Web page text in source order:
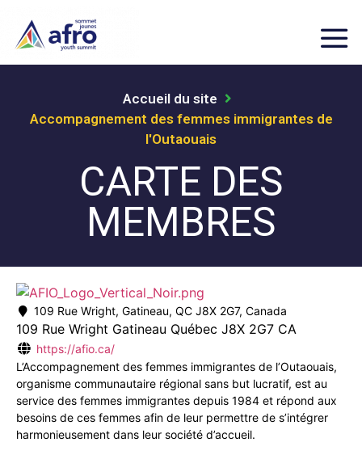
Accueil du site
Accompagnement des femmes immigrantes de
l'Outaouais
CARTE DES
MEMBRES
109 Rue Wright, Gatineau, QC J8X 2G7, Canada
109 Rue Wright Gatineau Québec J8X 2G7 CA
https://afio.ca/
L’Accompagnement des femmes immigrantes de l’Outaouais,
organisme communautaire régional sans but lucratif, est au
service des femmes immigrantes depuis 1984 et répond aux
besoins de ces femmes afin de leur permettre de s’intégrer
harmonieusement dans leur société d’accueil.